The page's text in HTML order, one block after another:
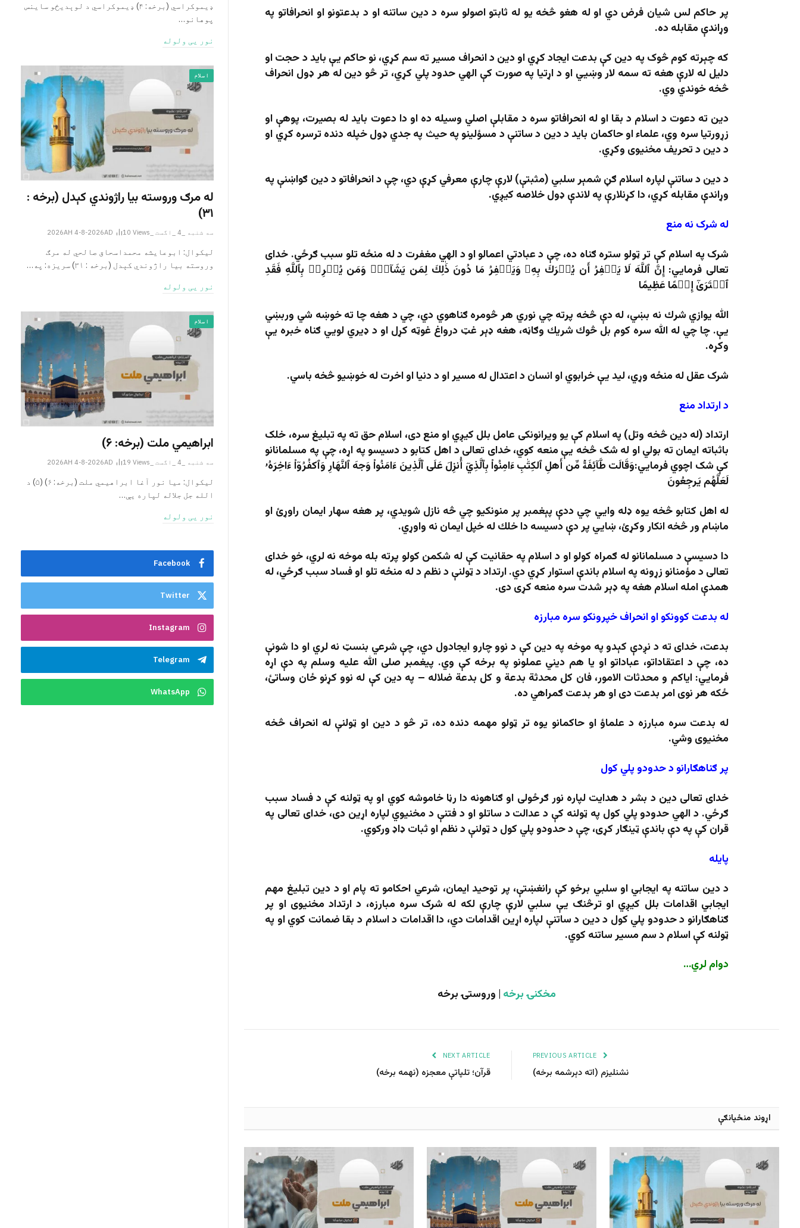
پر حاکم لس شیان فرض دي او له هغو څخه یو له ثابتو اصولو سره د دین ساتنه او د بدعتونو او انحرافاتو په
وړاندې مقابله ده.
که چېرته کوم څوک په دین کې بدعت ایجاد کړي او دین د انحراف مسیر ته سم کړي، نو حاکم یې باید د حجت او
دلیل له لارې هغه ته سمه لار وښيي او د اړتیا په صورت کې الهي حدود پلي کړي، تر څو دین له هر ډول انحراف
څخه خوندي وي.
دین ته دعوت د اسلام د بقا او له انحرافاتو سره د مقابلې اصلي وسیله ده او دا دعوت باید له بصیرت، پوهې او
زړورتیا سره وي، علماء او حاکمان باید د دین د ساتنې د مسؤلینو په حیث په جدي ډول خپله دنده ترسره کړي او
د دین د تحریف مخنیوی وکړي.
د دین د ساتنې لپاره اسلام ګڼ شمېر سلبي (مثبتې) لارې چارې معرفي کړې دي، چې د انحرافاتو د دین ګواښنې په
وړاندې مقابله کړي، دا کړنلارې په لاندې ډول خلاصه کیږي.
له شرک نه منع
شرک په اسلام کې تر ټولو ستره ګناه ده، چې د عبادتي اعمالو او د الهي مغفرت د له منځه تلو سبب ګرځي. خدای
تعالی فرمايي: إِنَّ ٱللَّهَ لَا يَغۡفِرُ أَن يُشۡرَكَ بِهِۦ وَيَغۡفِرُ مَا دُونَ ذَٰلِكَ لِمَن يَشَآءُۚ وَمَن يُشۡرِكۡ بِٱللَّهِ فَقَدِ
ٱفۡتَرَىٰٓ إِثۡمًا عَظِيمًا
الله یوازي شرك نه بښي، له دې څخه پرته چي نوري هر څومره ګناهوي دي، چي د هغه چا ته خوښه شي وربښي
یې. چا چي له الله سره كوم بل څوك شريك وګاڼه، هغه ډېر غټ درواغ غوټه کړل او د ډيري لویي ګناه خبره یې
وکړه.
شرک عقل له منځه وړي، لید یې خرابوي او انسان د اعتدال له مسیر او د دنیا او اخرت له خوښیو څخه باسي.
د ارتداد منع
ارتداد (له دین څخه وتل) په اسلام کې یو ویرانونکی عامل بلل کیږي او منع دی، اسلام حق ته په تبلیغ سره، خلک
باثباته ایمان ته بولي او له شک څخه یې منعه کوي، خدای تعالی د اهل کتابو د دسیسو په اړه، چې په مسلمانانو
کې شک اچوي فرمايي:وَقَالَت طَّآئِفَةٞ مِّن أَهلِ ٱلكِتَٰبِ ءَامِنُواْ بِٱلَّذِيٓ أُنزِلَ عَلَى ٱلَّذِينَ ءَامَنُواْ وَجهَ ٱلنَّهَارِ وَٱكفُرُوٓاْ ءَاخِرَهُۥ
لَعَلَّهُم يَرجِعُونَ
له اهل كتابو څخه يوه ډله وايي چي ددې پېغمبر پر منونكيو چي څه نازل شويدي، پر هغه سهار ايمان راوړئ او
ماښام ور څخه انكار وکړئ، ښايي پر دې دسيسه دا خلك له خپل ايمان نه واوړي.
دا دسیسې د مسلمانانو له ګمراه کولو او د اسلام په حقانیت کې له شکمن کولو پرته بله موخه نه لري، خو خدای
تعالی د مؤمنانو زړونه په اسلام باندې استوار کړي دي. ارتداد د ټولنې د نظم د له منځه تلو او فساد سبب ګرځي، له
همدې امله اسلام هغه په ډېر شدت سره منعه کړی دی.
له بدعت کوونکو او انحراف خپرونکو سره مبارزه
بدعت، خدای ته د نږدې کېدو په موخه په دین کې د نوو چارو ایجادول دي، چې شرعي بنسټ نه لري او دا شونې
ده، چې د اعتقاداتو، عباداتو او یا هم دیني عملونو په برخه کې وي. پیغمبر صلی الله علیه وسلم په دې اړه
فرمايي: ایاکم و محدثات الامور، فان کل محدثة بدعة و کل بدعة ضلاله – په دین کې له نوو کړنو ځان وساتئ،
ځکه هر نوی امر بدعت دی او هر بدعت ګمراهي ده.
له بدعت سره مبارزه د علماؤ او حاکمانو یوه تر ټولو مهمه دنده ده، تر څو د دین او ټولنې له انحراف څخه
مخنیوی وشي.
پر ګناهګارانو د حدودو پلي کول
خدای تعالی دین د بشر د هدایت لپاره نور ګرځولی او ګناهونه دا رڼا خاموشه کوي او په ټولنه کې د فساد سبب
ګرځي. د الهي حدودو پلي کول په ټولنه کې د عدالت د ساتلو او د فتنې د مخنیوي لپاره اړین دی، خدای تعالی په
قران کې په دې باندې ټینګار کړی، چې د حدودو پلي کول د ټولنې د نظم او ثبات ډاډ ورکوي.
پایله
د دین ساتنه په ایجابي او سلبي برخو کې رانغښتې، پر توحید ایمان، شرعي احکامو ته پام او د دین تبلیغ مهم
ایجابي اقدامات بلل کیږي او ترڅنګ یې سلبي لارې چارې لکه له شرک سره مبارزه، د ارتداد مخنیوی او پر
ګناهګارانو د حدودو پلي کول د دین د ساتنې لپاره اړین اقدامات دي، دا اقدامات د اسلام د بقا ضمانت کوي او په
ټولنه کې اسلام د سم مسیر ساتنه کوي.
دوام لري…
مخکنۍ برخه | وروستۍ برخه
نشنلیزم (اته دېرشمه برخه)
NEXT ARTICLE
قرآن؛ تلپاتې معجزه (نهمه برخه)
اړوند منځپانګې
ډیموکراسي (برخه: ۴) ډیموکراسي د لوېدیځو ساینس
پوهانو…
نور یی ولوله
اسلام
له مرګ وروسته بیا راژوندي کېدل (برخه :
۳۱)
سه شنبه _4 _اگست _2026AH 4-8-2026AD 10 Views
لیکوال: ابوعایشه محمداسحاق صالحي له مرګ
وروسته بیا راژوندي کېدل (برخه : ۳۱) سریزه: په…
نور یی ولوله
اسلام
ابراهيمي ملت (برخه: ۶)
سه شنبه _4 _اگست _2026AH 4-8-2026AD 19 Views
ليکوال: میا نور آغا ابراهيمي ملت (برخه: ۶) (۵) د
الله جل جلاله لپاره یې…
نور یی ولوله
Facebook
Twitter
Instagram
Telegram
WhatsApp